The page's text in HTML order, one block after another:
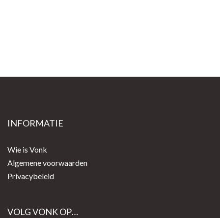
INFORMATIE
Wie is Vonk
Algemene voorwaarden
Privacybeleid
VOLG VONK OP…